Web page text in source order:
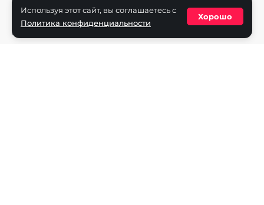
Реклама на портале
Политика конфиденциальности
Используя этот сайт, вы соглашаетесь с
Политика конфиденциальности
Хорошо